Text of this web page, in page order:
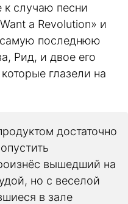
к случаю песни
a Revolution» и
самую последнюю
Рид, и двое его
глазели на
достаточно
вышедший на
но с веселой
в зале